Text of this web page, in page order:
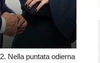
2. Nella puntata odierna